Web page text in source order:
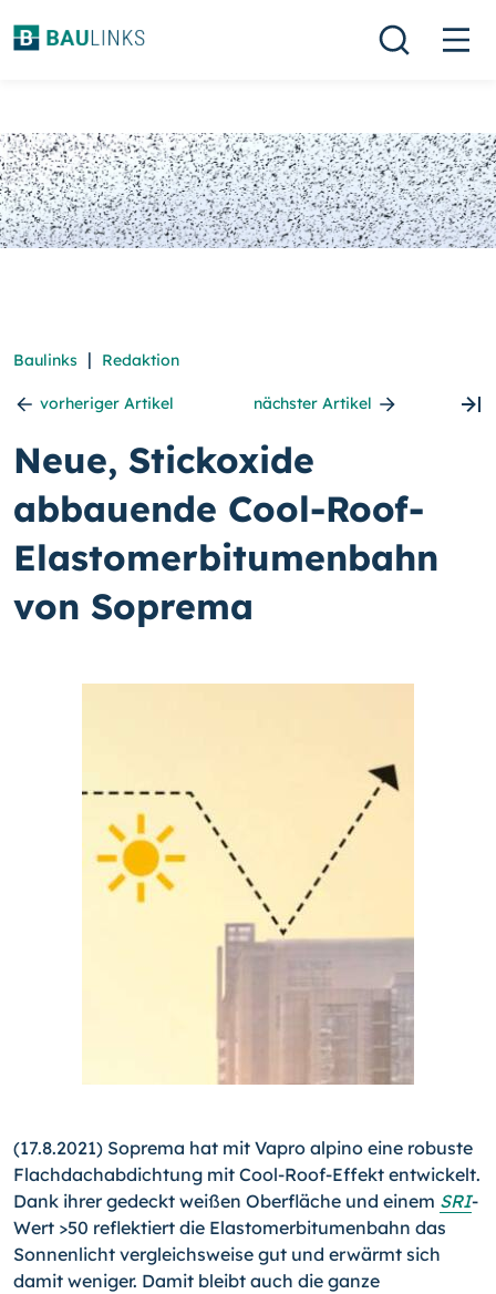
Baulinks | Redaktion
vorheriger Artikel nächster Artikel
Neue, Stickoxide
abbauende Cool-Roof-
Elastomerbitumenbahn
von Soprema
(17.8.2021) Soprema hat mit Vapro alpino eine robuste
Flachdachabdichtung mit Cool-Roof-Effekt entwickelt.
Dank ihrer gedeckt weißen Oberfläche und einem SRI-
Wert >50 reflektiert die Elastomerbitumenbahn das
Sonnenlicht vergleichsweise gut und erwärmt sich
damit weniger. Damit bleibt auch die ganze